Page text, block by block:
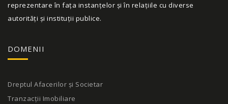
reprezentare în fața instanțelor și în relațiile cu diverse
autorități și instituții publice.
DOMENII
Dreptul Afacerilor și Societar
Tranzacții Imobiliare